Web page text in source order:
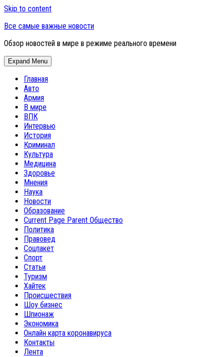
Skip to content
Все самые важные новости
Обзор новостей в мире в режиме реального времени
Expand Menu
Главная
Авто
Армия
В мире
ВПК
Интервью
История
Криминал
Культура
Медицина
Здоровье
Мнения
Наука
Новости
Образование
Current Page Parent Общество
Политика
Правовед
Соцпакет
Спорт
Статьи
Туризм
Хайтек
Происшествия
Шоу бизнес
Шпионаж
Экономика
Онлайн карта коронавируса
Контакты
Лента